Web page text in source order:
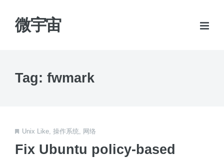
微宇宙
Tag: fwmark
Unix Like, 操作系统, 网络
Fix Ubuntu policy-based